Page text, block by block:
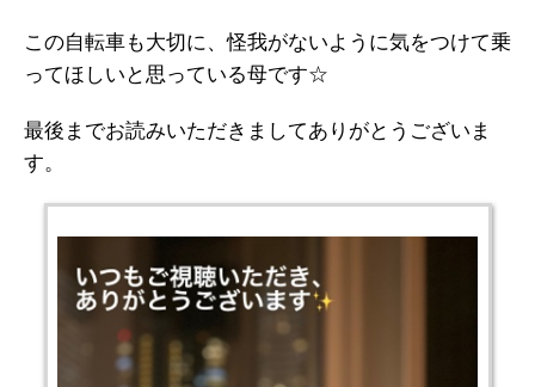
この自転車も大切に、怪我がないように気をつけて乗
ってほしいと思っている母です☆
最後までお読みいただきましてありがとうございま
す。